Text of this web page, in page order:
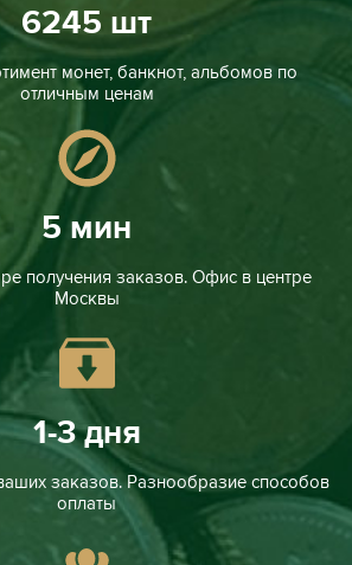
6245 шт
монет, банкнот, альбомов по
отличным ценам
5 мин
получения заказов. Офис в центре
Москвы
1-3 дня
заказов. Разнообразие способов
оплаты